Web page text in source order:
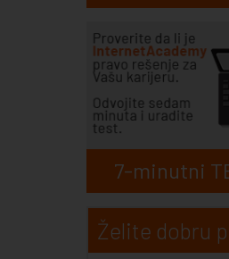
7-minutni
Želite dobru